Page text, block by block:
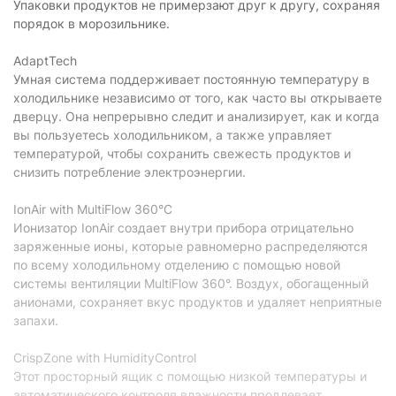
Энергоэффективность
Класс
энергопотребления:
Энергопотребление: 0,66 кВт/сутки
Управление
Тип управления:
Особенности
Внешний дисплей: есть
Перевешивание двери: есть
Сигнал открытой двери:
есть
Раздельная регулировка
Холодильное отделение
Упаковки продуктов не примерзают друг к другу, сохраняя
порядок в морозильнике.
AdaptTech
Умная система поддерживает постоянную температуру в
холодильнике независимо от того, как часто вы открываете
дверцу. Она непрерывно следит и анализирует, как и когда
вы пользуетесь холодильником, а также управляет
температурой, чтобы сохранить свежесть продуктов и
снизить потребление электроэнергии.
IonAir with MultiFlow 360°C
Ионизатор IonAir создает внутри прибора отрицательно
заряженные ионы, которые равномерно распределяются
по всему холодильному отделению с помощью новой
системы вентиляции MultiFlow 360°. Воздух, обогащенный
анионами, сохраняет вкус продуктов и удаляет неприятные
запахи.
CrispZone with HumidityControl
Этот просторный ящик с помощью низкой температуры и